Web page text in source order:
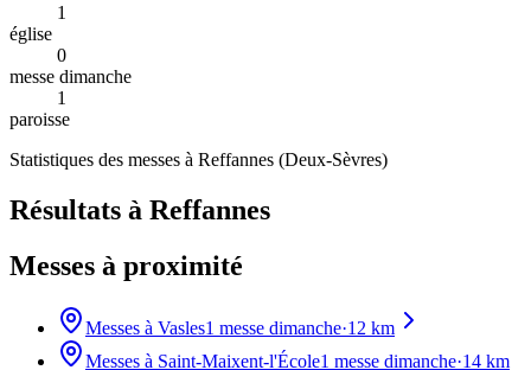
1
église
0
messe dimanche
1
paroisse
Statistiques des messes à Reffannes (Deux-Sèvres)
Résultats à Reffannes
Messes à proximité
Messes à Vasles1 messe dimanche·12 km
Messes à Saint-Maixent-l'École1 messe dimanche·14 km